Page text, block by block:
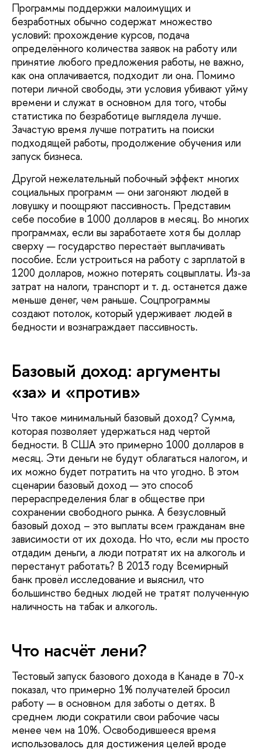
Программы поддержки малоимущих и
безработных обычно содержат множество
условий: прохождение курсов, подача
определённого количества заявок на работу или
принятие любого предложения работы, не важно,
как она оплачивается, подходит ли она. Помимо
потери личной свободы, эти условия убивают уйму
времени и служат в основном для того, чтобы
статистика по безработице выглядела лучше.
Зачастую время лучше потратить на поиски
подходящей работы, продолжение обучения или
запуск бизнеса.
Другой нежелательный побочный эффект многих
социальных программ — они загоняют людей в
ловушку и поощряют пассивность. Представим
себе пособие в 1000 долларов в месяц. Во многих
программах, если вы заработаете хотя бы доллар
сверху — государство перестаёт выплачивать
пособие. Если устроиться на работу с зарплатой в
1200 долларов, можно потерять соцвыплаты. Из-за
затрат на налоги, транспорт и т. д. останется даже
меньше денег, чем раньше. Соцпрограммы
создают потолок, который удерживает людей в
бедности и вознаграждает пассивность.
Базовый доход: аргументы
«за» и «против»
Что такое минимальный базовый доход? Сумма,
которая позволяет удержаться над чертой
бедности. В США это примерно 1000 долларов в
месяц. Эти деньги не будут облагаться налогом, и
их можно будет потратить на что угодно. В этом
сценарии базовый доход — это способ
перераспределения благ в обществе при
сохранении свободного рынка. А безусловный
базовый доход – это выплаты всем гражданам вне
зависимости от их дохода. Но что, если мы просто
отдадим деньги, а люди потратят их на алкоголь и
перестанут работать? В 2013 году Всемирный
банк провёл исследование и выяснил, что
большинство бедных людей не тратят полученную
наличность на табак и алкоголь.
Что насчёт лени?
Тестовый запуск базового дохода в Канаде в 70-х
показал, что примерно 1% получателей бросил
работу — в основном для заботы о детях. В
среднем люди сократили свои рабочие часы
менее чем на 10%. Освободившееся время
использовалось для достижения целей вроде